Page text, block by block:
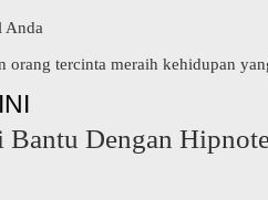
Anda
tercinta meraih kehidupan
Bantu Dengan